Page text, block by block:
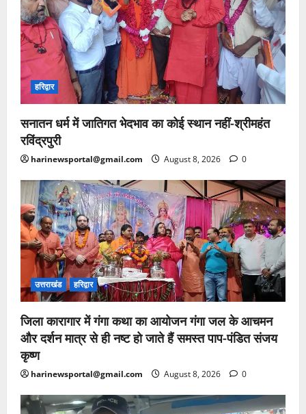
हरिद्वार
सनातन धर्म में जातिगत भेदभाव का कोई स्थान नहीं-श्रीमहंत
रविंद्रपुरी
harinewsportal@gmail.com August 8, 2026 0
उत्तराखंड हरिद्वार
जिला कारागार में गंगा कथा का आयोजन गंगा जल के आचमन
और दर्शन मात्र से ही नष्ट हो जाते हैं समस्त पाप-पंडित संजय
कृष्ण
harinewsportal@gmail.com August 8, 2026 0